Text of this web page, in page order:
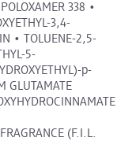
338 •
3,4-
• TOLUENE-2,5-
5-
p-
GLUTAMATE
(F.I.L.